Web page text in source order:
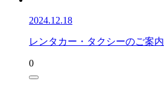
2024.12.18
レンタカー・タクシーのご案内
0